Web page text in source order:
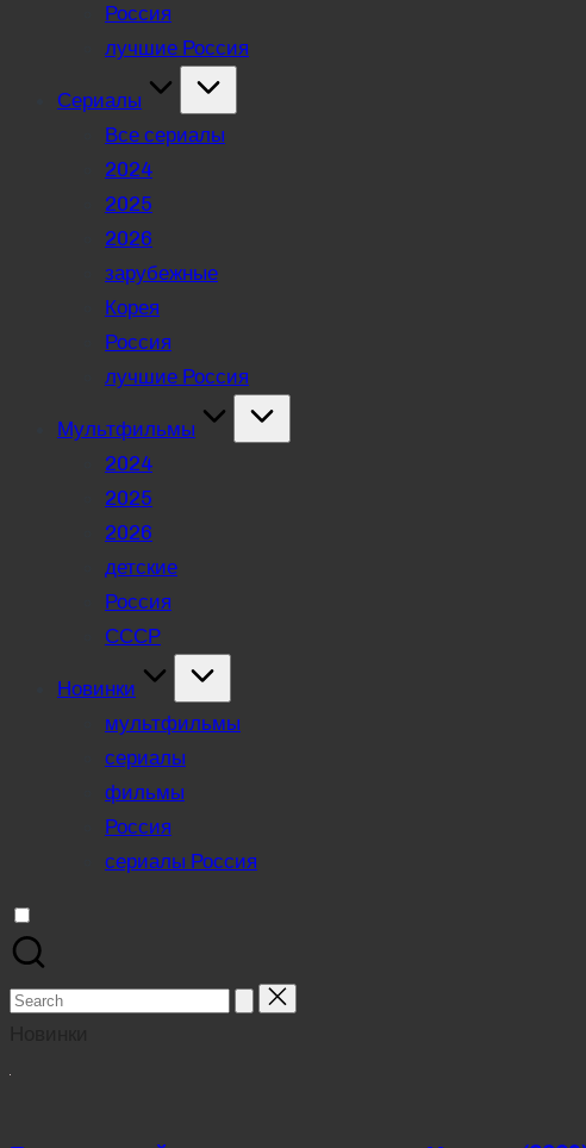
Россия
лучшие Россия
Сериалы
Все сериалы
2024
2025
2026
зарубежные
Корея
Россия
лучшие Россия
Мультфильмы
2024
2025
2026
детские
Россия
СССР
Новинки
мультфильмы
сериалы
фильмы
Россия
сериалы Россия
Search